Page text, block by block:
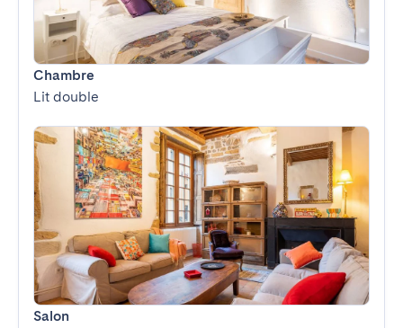
Chambre
Lit double
Salon